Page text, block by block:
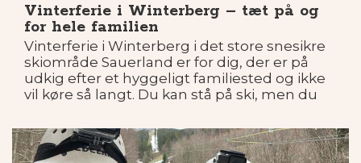
Vinterferie i Winterberg – tæt på og
for hele familien
Vinterferie i Winterberg i det store snesikre
skiområde Sauerland er for dig, der er på
udkig efter et hyggeligt familiested og ikke
vil køre så langt. Du kan stå på ski, men du
Winterberg er perfekt til både ren skiferie og
afslappende vinterferie.